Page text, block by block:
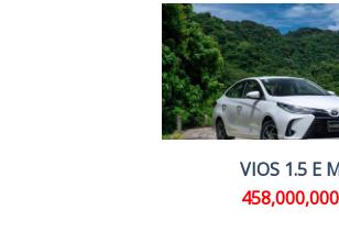
VIOS 1.5 E
458,000,000